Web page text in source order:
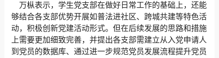
万枞表示，学生党支部在做好日常工作的基础上，还能
够结合各支部优势开展如普法进社区、跨城共建等特色活
动，积极创新党建活动形式。但在后续发展的思路和措施
上需要更加细致完善，并提出各支部需建立从入党申请人
到党员的数据库、通过进一步规范党员发展流程提升党员